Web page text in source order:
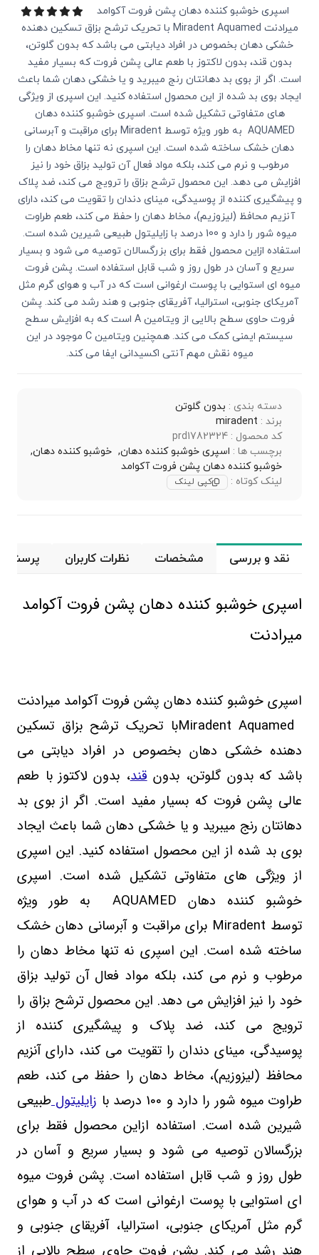
اسپری خوشبو کننده دهان پشن فروت آکوامد
میرادنت Miradent Aquamed با تحریک ترشح بزاق تسکین دهنده
خشکی دهان بخصوص در افراد دیابتی می باشد که بدون گلوتن،
بدون قند، بدون لاکتوز با طعم عالی پشن فروت که بسیار مفید
است. اگر از بوی بد دهانتان رنج میبرید و یا خشکی دهان شما باعث
ایجاد بوی بد شده از این محصول استفاده کنید. این اسپری از ویژگی
های متفاوتی تشکیل شده است. اسپری خوشبو کننده دهان
AQUAMED به طور ویژه توسط Miradent برای مراقبت و آبرسانی
دهان خشک ساخته شده است. این اسپری نه تنها مخاط دهان را
مرطوب و نرم می کند، بلکه مواد فعال آن تولید بزاق خود را نیز
افزایش می دهد. این محصول ترشح بزاق را ترویج می کند، ضد پلاک
و پیشگیری کننده از پوسیدگی، مینای دندان را تقویت می کند، دارای
آنزیم محافظ (لیزوزیم)، مخاط دهان را حفظ می کند، طعم طراوت
میوه شور را دارد و 100 درصد با زایلیتول طبیعی شیرین شده است.
استفاده ازاین محصول فقط برای بزرگسالان توصیه می شود و بسیار
سریع و آسان در طول روز و شب قابل استفاده است. پشن فروت
میوه ‌ای استوایی با پوست ارغوانی است که در آب‌ و هوای گرم مثل
آمریکای جنوبی، استرالیا، آفریقای جنوبی و هند رشد می ‌کند. پشن
فروت حاوی سطح بالایی از ویتامین A است که به افزایش سطح
سیستم ایمنی کمک می ‌کند. همچنین ویتامین C موجود در این
میوه نقش مهم آنتی ‌اکسیدانی ایفا می ‌کند.
دسته بندی : بدون گلوتن
برند : miradent
کد محصول : prd1782324
برچسب ها : اسپری خوشبو کننده دهان, خوشبو کننده دهان,
خوشبو کننده دهان پشن فروت آکوامد
لینک کوتاه :
کپی لینک
نقد و بررسی مشخصات نظرات کاربران پرسش
اسپری خوشبو کننده دهان پشن فروت آکوامد
میرادنت
اسپری خوشبو کننده دهان پشن فروت آکوامد میرادنت
Miradent Aquamedبا تحریک ترشح بزاق تسکین
دهنده خشکی دهان بخصوص در افراد دیابتی می
باشد که بدون گلوتن، بدونقند، بدون لاکتوز با طعم
عالی پشن فروت که بسیار مفید است. اگر از بوی بد
دهانتان رنج میبرید و یا خشکی دهان شما باعث ایجاد
بوی بد شده از این محصول استفاده کنید. این اسپری
از ویژگی های متفاوتی تشکیل شده است. اسپری
خوشبو کننده دهانAQUAMED
به طور ویژه
توسط Miradent برای مراقبت و آبرسانی دهان خشک
ساخته شده است. این اسپری نه تنها مخاط دهان را
مرطوب و نرم می کند، بلکه مواد فعال آن تولید بزاق
خود را نیز افزایش می دهد. این محصول ترشح بزاق را
ترویج می کند، ضد پلاک و پیشگیری کننده از
پوسیدگی، مینای دندان را تقویت می کند، دارای آنزیم
محافظ (لیزوزیم)، مخاط دهان را حفظ می کند، طعم
طراوت میوه شور را دارد و 100 درصد با
زایلیتولطبیعی
شیرین شده است. استفاده ازاین محصول فقط برای
بزرگسالان توصیه می شود و بسیار سریع و آسان در
طول روز و شب قابل استفاده است. پشن فروت میوه
‌ای استوایی با پوست ارغوانی است که در آب‌ و هوای
گرم مثل آمریکای جنوبی، استرالیا، آفریقای جنوبی و
هند رشد می ‌کند. پشن فروت حاوی سطح بالایی از